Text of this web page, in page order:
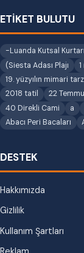
ETİKET BULUTU
-Luanda Kutsal
(Siesta Adası Plajı
19. yüzyılın mimari
2018 tatil
22
40 Direkli Cami
a
Abacı Peri Bacaları
DESTEK
Hakkımızda
Gizlilik
Kullanım Şartları